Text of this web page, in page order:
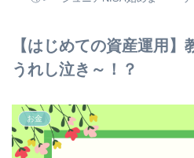
【はじめての資産運用
うれし泣き～！？
お金